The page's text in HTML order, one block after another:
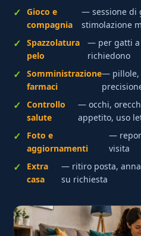
Gioco e
compagnia
— sessione di
stimolazione
Spazzolatura
pelo
— per gatti a
richiedono
Somministrazione
farmaci
— pillole,
Controllo
salute
— occhi,
appetito, uso
Foto e
aggiornamenti
—
visita
Extra
casa
— ritiro posta,
su richiesta